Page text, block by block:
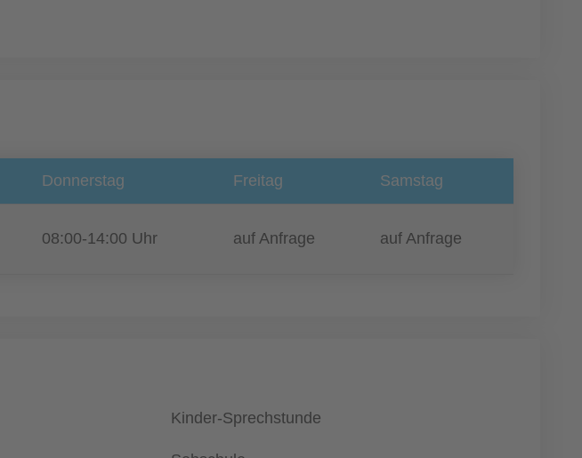
Donnerstag Freitag Samstag
08:00-14:00 Uhr auf Anfrage auf Anfrage
Kinder-Sprechstunde